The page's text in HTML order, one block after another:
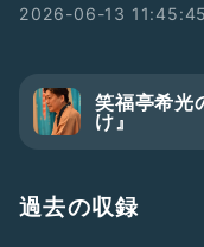
2026-06-13 11:45:45
笑福亭希光
け』
過去の収録